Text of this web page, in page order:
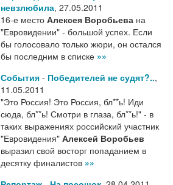
невзлюбила, 27.05.2011
16-е место Алексея Воробьева на
"Евровидении" - большой успех. Если
бы голосовало только жюри, он остался
бы последним в списке »»
События - Победителей не судят?..,
11.05.2011
"Это Россия! Это Россия, бл**ь! Иди
сюда, бл**ь! Смотри в глаза, бл**ь!" - в
таких выражениях российский участник
"Евровидения" Алексей Воробьев
выразил свой восторг попаданием в
десятку финалистов »»